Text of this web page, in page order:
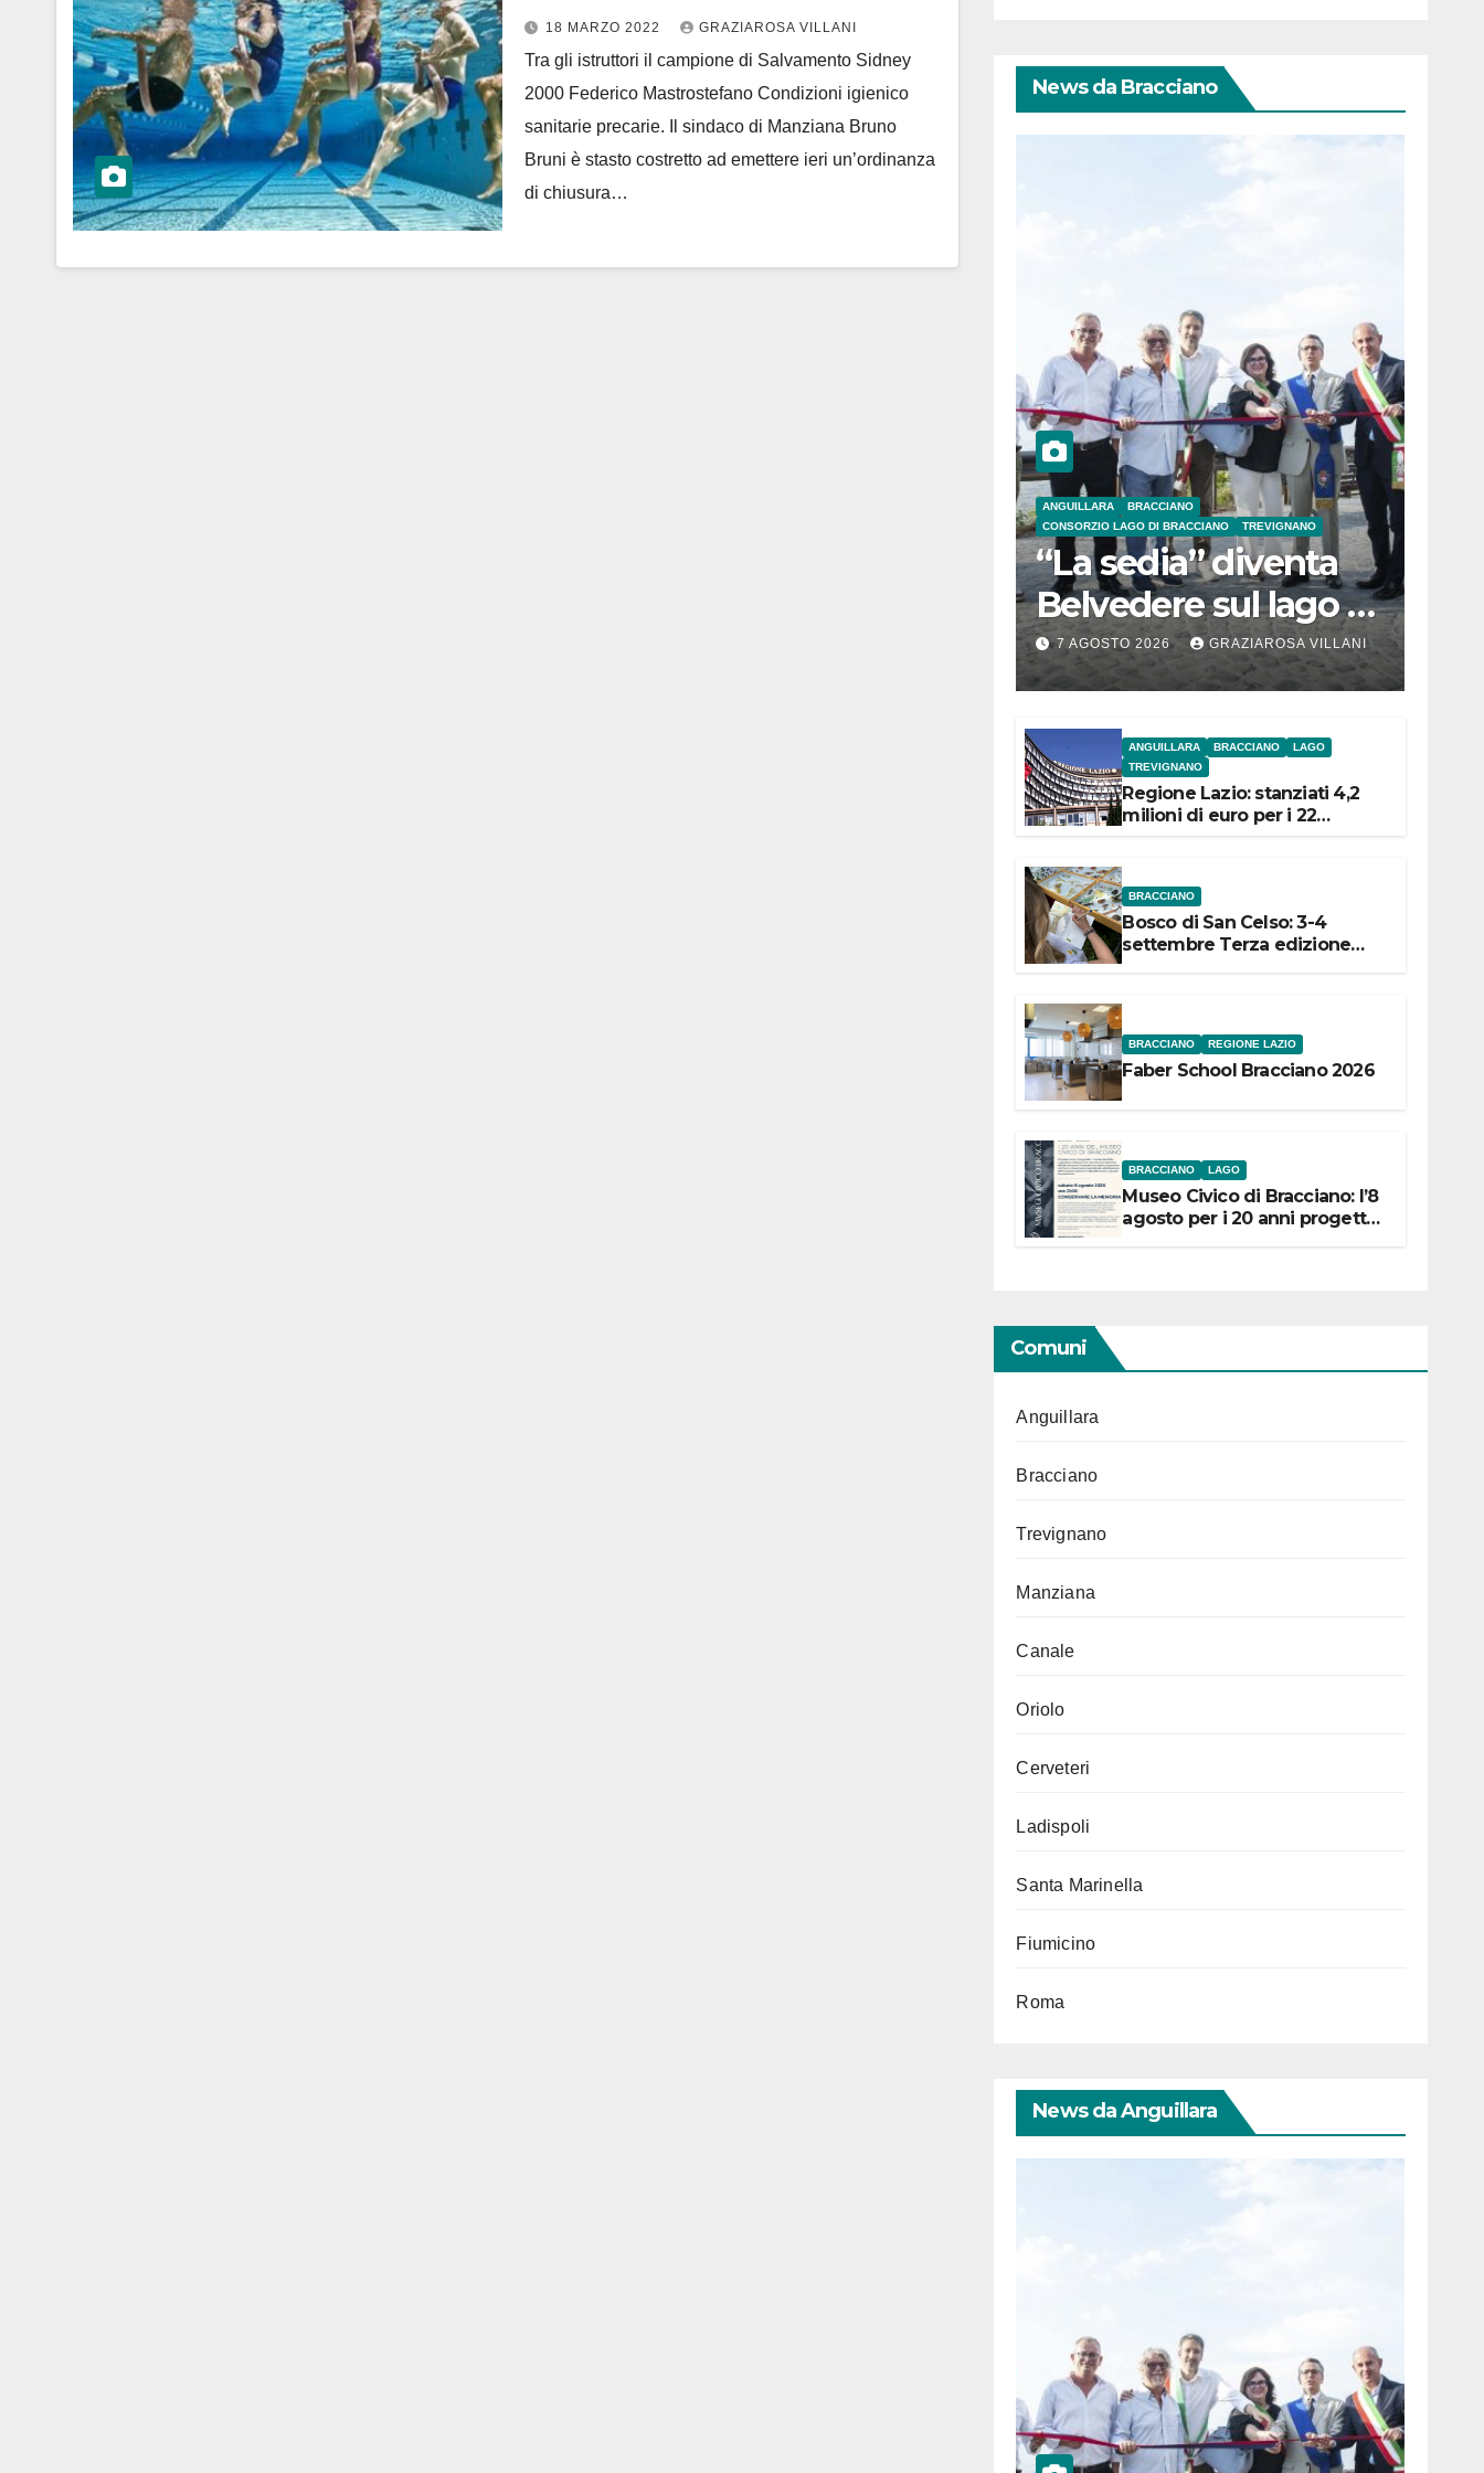
18 MARZO 2022 GRAZIAROSA VILLANI
Tra gli istruttori il campione di Salvamento Sidney
2000 Federico Mastrostefano Condizioni igienico
sanitarie precarie. Il sindaco di Manziana Bruno
Bruni è stasto costretto ad emettere ieri un’ordinanza
di chiusura…
News da Bracciano
ANGUILLARA
BRACCIANO
CONSORZIO LAGO DI BRACCIANO
TREVIGNANO
“La sedia” diventa
Belvedere sul lago di
Bracciano: ieri
l’inaugurazione
7 AGOSTO 2026 GRAZIAROSA VILLANI
ANGUILLARA BRACCIANO
LAGO
TREVIGNANO
Regione Lazio: stanziati 4,2
milioni di euro per i 22
BRACCIANO
Bosco di San Celso: 3-4
settembre Terza edizione
BRACCIANO REGIONE LAZIO
Faber School Bracciano 2026
BRACCIANO LAGO
Museo Civico di Bracciano: l’8
agosto per i 20 anni progetto
Comuni
Anguillara
Bracciano
Trevignano
Manziana
Canale
Oriolo
Cerveteri
Ladispoli
Santa Marinella
Fiumicino
Roma
News da Anguillara